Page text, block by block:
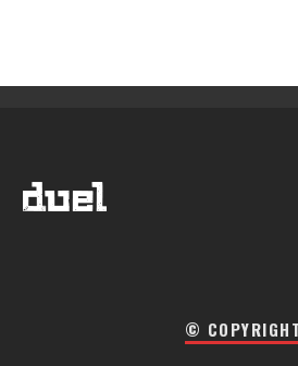
© COPYRIGHT